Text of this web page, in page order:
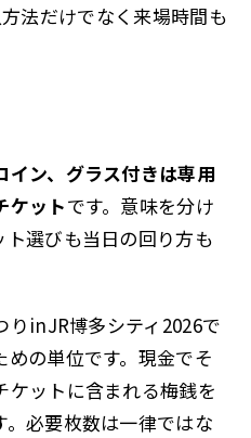
法だけでなく来場時間も
イン、グラス付きは専用
ケットです。意味を分け
選びも当日の回り方も
りinJR博多シティ2026で
の単位です。現金でそ
ケットに含まれる梅銭を
必要枚数は一律ではな